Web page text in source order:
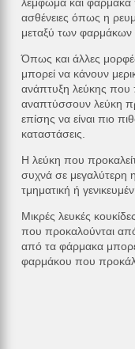
ασθένειες όπως η
μεταξύ των φαρμάκων
Όπως και άλλες
μπορεί να κάνουν
ανάπτυξη λεύκης που
αναπτύσσουν λεύκη
επίσης να είναι πιο
καταστάσεις.
Η λεύκη που
συχνά σε μεγαλύτερη
τμηματική ή
Μικρές λευκές
που προκαλούνται
από τα φάρμακα
φαρμάκου που